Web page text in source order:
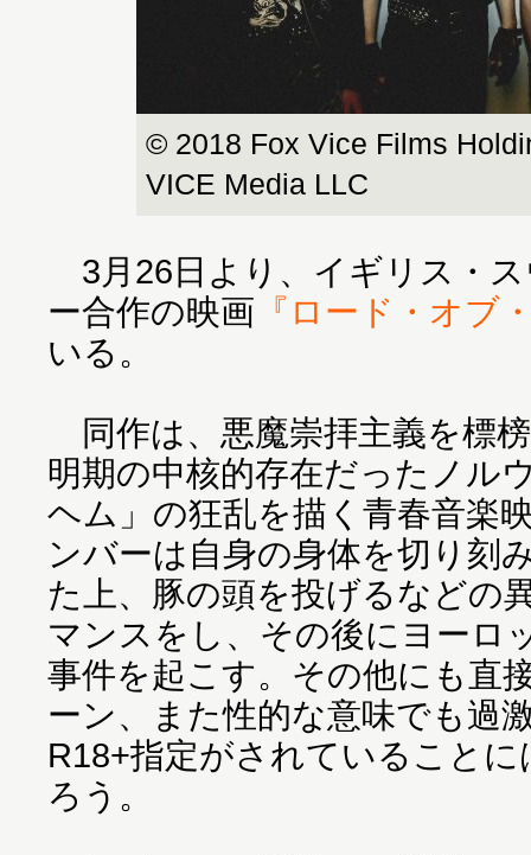
© 2018 Fox Vice Films
VICE Media LLC
3月26日より、イギリス・
ー合作の映画 『ロード・オブ
いる。
同作は、悪魔崇拝主義を標
明期の中核的存在だったノル
ヘム」の狂乱を描く青春音楽
ンバーは自身の身体を切り刻
た上、豚の頭を投げるなどの
マンスをし、その後にヨーロ
事件を起こす。その他にも直
ーン、また性的な意味でも過
R18+指定がされていること
ろう。